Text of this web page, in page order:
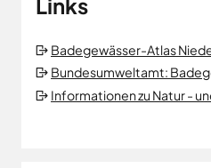
Badegewässer-Atlas
Bundesumweltamt:
Informationen zu Natur -